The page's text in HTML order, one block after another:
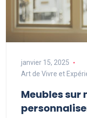
janvier 15, 2025
Art de Vivre et
Meubles sur